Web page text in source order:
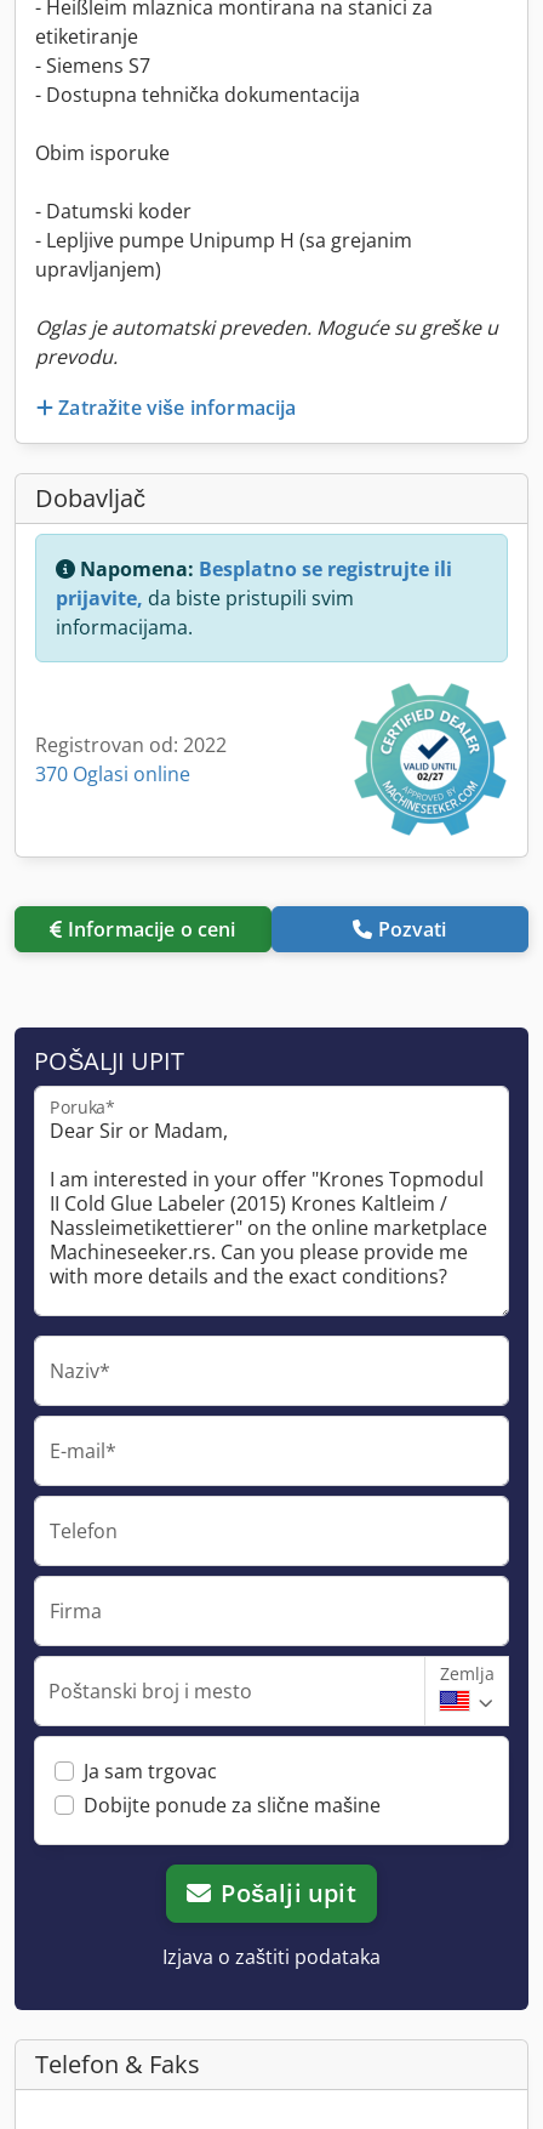
- Heißleim mlaznica montirana na stanici za
etiketiranje
- Siemens S7
- Dostupna tehnička dokumentacija
Obim isporuke
- Datumski koder
- Lepljive pumpe Unipump H (sa grejanim
upravljanjem)
Oglas je automatski preveden. Moguće su greške u
prevodu.
Zatražite više informacija
Dobavljač
Napomena: Besplatno se registrujte ili
prijavite, da biste pristupili svim
informacijama.
Registrovan od: 2022
370 Oglasi online
Informacije o ceni Pozvati
POŠALJI UPIT
Poruka*
Naziv*
E-mail*
Telefon
Firma
Poštanski broj i mesto
Zemlja
Ja sam trgovac
Dobijte ponude za slične mašine
Pošalji upit
Izjava o zaštiti podataka
Telefon & Faks